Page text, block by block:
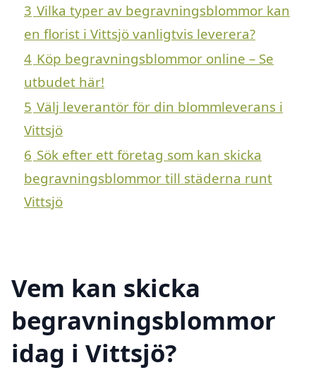
3 Vilka typer av begravningsblommor kan
en florist i Vittsjö vanligtvis leverera?
4 Köp begravningsblommor online – Se
utbudet här!
5 Välj leverantör för din blommleverans i
Vittsjö
6 Sök efter ett företag som kan skicka
begravningsblommor till städerna runt
Vittsjö
Vem kan skicka
begravningsblommor
idag i Vittsjö?